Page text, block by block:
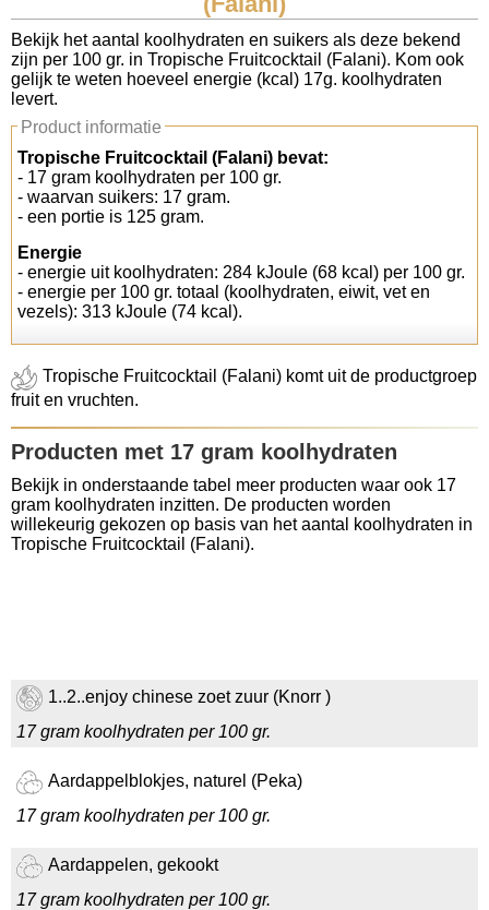
Koolhydraten tellen
Links
Bekijk het aantal koolhydraten en suikers als deze bekend
zijn per 100 gr. in Tropische Fruitcocktail (Falani). Kom ook
gelijk te weten hoeveel energie (kcal) 17g. koolhydraten
levert.
Product informatie
Tropische Fruitcocktail (Falani) bevat:
- 17 gram koolhydraten per 100 gr.
- waarvan suikers: 17 gram.
- een portie is 125 gram.
Energie
- energie uit koolhydraten: 284 kJoule (68 kcal) per 100 gr.
- energie per 100 gr. totaal (koolhydraten, eiwit, vet en
vezels): 313 kJoule (74 kcal).
Tropische Fruitcocktail (Falani) komt uit de productgroep
fruit en vruchten.
Producten met 17 gram koolhydraten
Bekijk in onderstaande tabel meer producten waar ook 17
gram koolhydraten inzitten. De producten worden
willekeurig gekozen op basis van het aantal koolhydraten in
Tropische Fruitcocktail (Falani).
1..2..enjoy chinese zoet zuur (Knorr )
17 gram koolhydraten per 100 gr.
Aardappelblokjes, naturel (Peka)
17 gram koolhydraten per 100 gr.
Aardappelen, gekookt
17 gram koolhydraten per 100 gr.